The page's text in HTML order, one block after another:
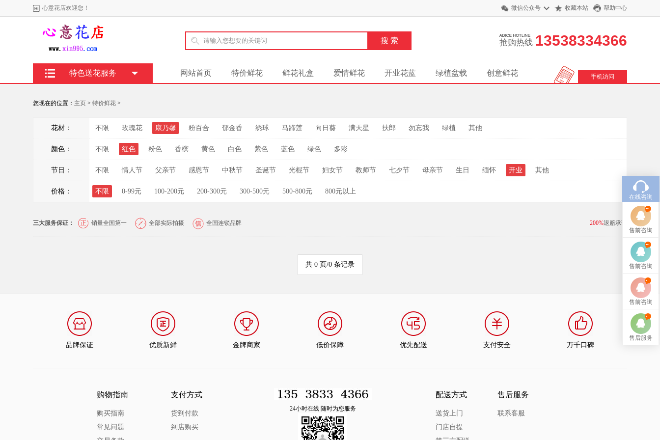
心意花店欢迎您！ 微信公众号 收藏本站 帮助中心
抢购热线 13538334366
网站首页 特价鲜花 鲜花礼盒 爱情鲜花 开业花蓝 绿植盆载 创意鲜花 手机访问
特色送花服务
您现在的位置： 主页 > 特价鲜花 >
花材： 不限 玫瑰花 康乃馨 粉百合 郁金香 绣球 马蹄莲 向日葵 满天星 扶郎 勿忘我 绿植 其他
颜色： 不限 红色 粉色 香槟 黄色 白色 紫色 蓝色 绿色 多彩
节日： 不限 情人节 父亲节 感恩节 中秋节 圣诞节 光棍节 妇女节 教师节 七夕节 母亲节 生日 缅怀 开业 其他
价格： 不限 0-99元 100-200元 200-300元 300-500元 500-800元 800元以上
三大服务保证： 销量全国第一 全部实际拍摄 全国连锁品牌 200%退赔承诺
共 0 页/0 条记录
品牌保证 优质新鲜 金牌商家 低价保障 优先配送 支付安全 万千口碑
购物指南
购买指南
常见问题
支付方式
货到付款
到店购买
24小时在线 随时为您服务
配送方式
送货上门
门店自提
售后服务
联系客服
在线咨询
售前咨询
售前咨询
售前咨询
售后服务